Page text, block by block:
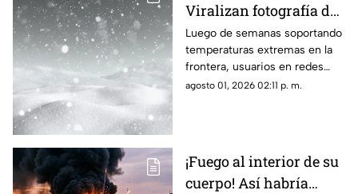
Viralizan fotografía del
Cerro de la Biblia con
nieve tras días con más
de 40 grados en Juárez
Luego de semanas soportando
temperaturas extremas en la
frontera, usuarios en redes
sociales añoran las nevadas de
agosto 01, 2026 02:11 p. m.
¡Fuego al interior de su
cuerpo! Así habría